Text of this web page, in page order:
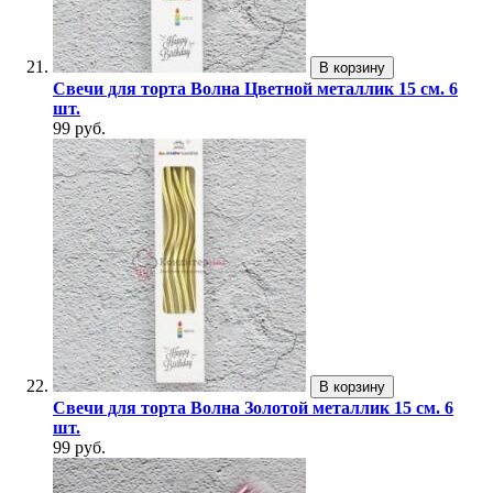
В корзину
Свечи для торта Волна Цветной металлик 15 см. 6
шт.
99 руб.
В корзину
Свечи для торта Волна Золотой металлик 15 см. 6
шт.
99 руб.